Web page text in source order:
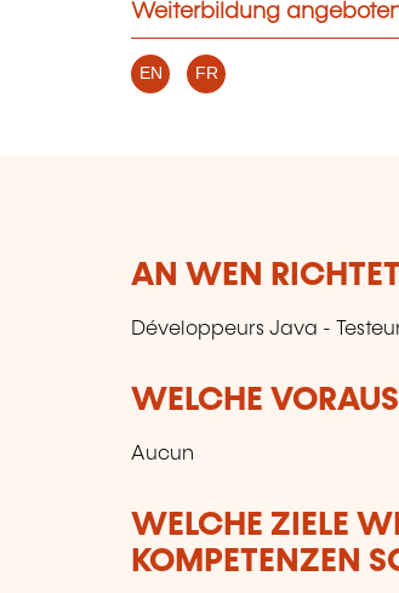
Weiterbildung
EN FR
AN WEN
Développeurs Java -
WELCHE
Aucun
WELCHE ZIELE
KOMPETENZEN